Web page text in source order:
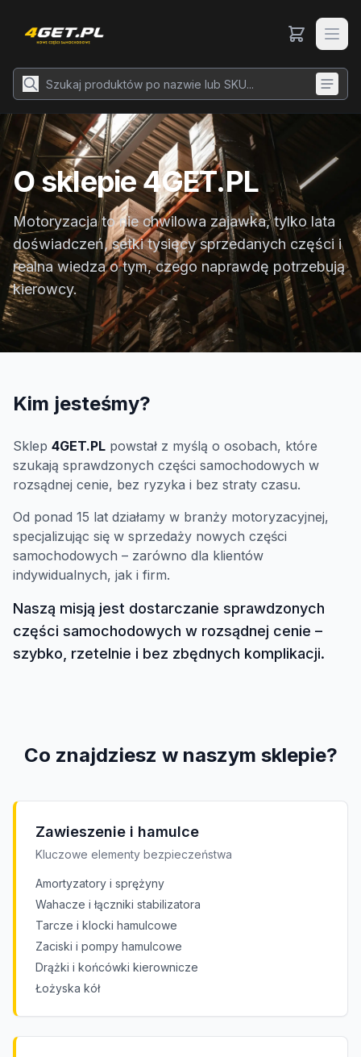
O sklepie 4GET.PL
Motoryzacja to nie chwilowa zajawka, tylko lata
doświadczeń, setki tysięcy sprzedanych części i
realna wiedza o tym, czego naprawdę potrzebują
kierowcy.
Kim jesteśmy?
Sklep 4GET.PL powstał z myślą o osobach, które
szukają sprawdzonych części samochodowych w
rozsądnej cenie, bez ryzyka i bez straty czasu.
Od ponad 15 lat działamy w branży motoryzacyjnej,
specjalizując się w sprzedaży nowych części
samochodowych – zarówno dla klientów
indywidualnych, jak i firm.
Naszą misją jest dostarczanie sprawdzonych
części samochodowych w rozsądnej cenie –
szybko, rzetelnie i bez zbędnych komplikacji.
Co znajdziesz w naszym sklepie?
Zawieszenie i hamulce
Kluczowe elementy bezpieczeństwa
Amortyzatory i sprężyny
Wahacze i łączniki stabilizatora
Tarcze i klocki hamulcowe
Zaciski i pompy hamulcowe
Drążki i końcówki kierownicze
Łożyska kół